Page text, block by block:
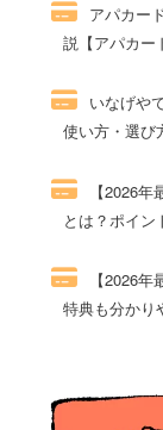
アパカー
説【アパカー
いなげや
使い方・選び
【2026
とは？ポイン
【2026
特典も分かり